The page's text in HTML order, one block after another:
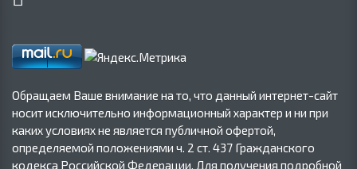
Обращаем Ваше внимание на то, что данный интернет-сайт
носит исключительно информационный характер и ни при
каких условиях не является публичной офертой,
определяемой положениями ч. 2 ст. 437 Гражданского
кодекса Российской Федерации. Для получения подробной